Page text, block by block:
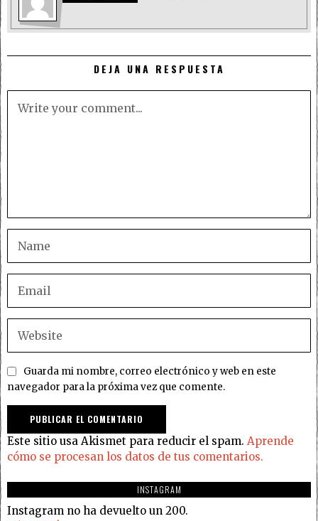
DEJA UNA RESPUESTA
Guarda mi nombre, correo electrónico y web en este
navegador para la próxima vez que comente.
Este sitio usa Akismet para reducir el spam. Aprende
cómo se procesan los datos de tus comentarios.
INSTAGRAM
Instagram no ha devuelto un 200.